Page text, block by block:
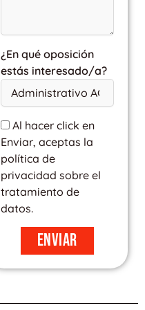
¿En qué oposición
estás interesado/a?
Al hacer click en
Enviar, aceptas la
política de
privacidad sobre el
tratamiento de
datos.
Enviar